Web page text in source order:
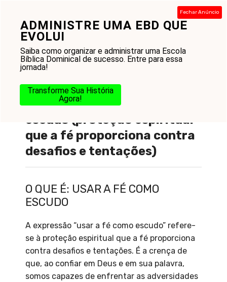
ADMINISTRE UMA EBD QUE
EVOLUI
Saiba como organizar e administrar uma Escola
Bíblica Dominical de sucesso. Entre para essa
jornada!
Transforme Sua História
Agora!
Fechar Anúncio
conteúdo
O que é : Usar a fé como
escudo (proteção espiritual
que a fé proporciona contra
desafios e tentações)
O QUE É: USAR A FÉ COMO
ESCUDO
A expressão “usar a fé como escudo” refere-
se à proteção espiritual que a fé proporciona
contra desafios e tentações. É a crença de
que, ao confiar em Deus e em sua palavra,
somos capazes de enfrentar as adversidades